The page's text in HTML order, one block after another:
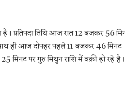
प्रतिपदा तिथि आज रात 12 बजकर 56
ही आज दोपहर पहले 11 बजकर 46 मिनट
मिनट पर गुरु मिथुन राशि में वक्री हो रहे है।